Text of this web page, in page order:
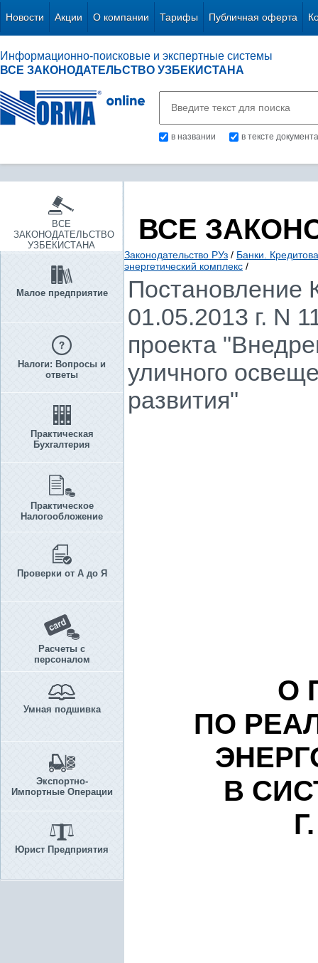
Новости Акции О компании Тарифы Публичная оферта
Информационно-поисковые и экспертные системы
ВСЕ ЗАКОНОДАТЕЛЬСТВО УЗБЕКИСТАНА
в названии в тексте документа
ВСЕ
ЗАКОНОДАТЕЛЬСТВО
УЗБЕКИСТАНА
Малое предприятие
Налоги: Вопросы и
ответы
Практическая
Бухгалтерия
Практическое
Налогообложение
Проверки от А до Я
Расчеты с
персоналом
Умная подшивка
Экспортно-
Импортные Операции
Юрист Предприятия
ВСЕ
Законодательство РУз / Банки.
энергетический комплекс /
Постановление
01.05.2013 г. N
проекта
уличного
развития"
О
ПО
В